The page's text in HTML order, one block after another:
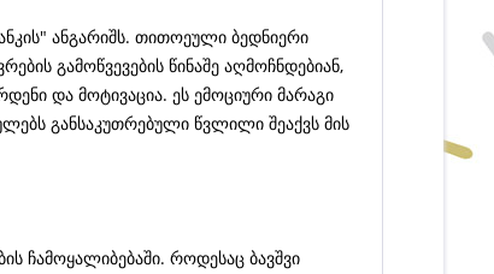
ანგარიშს. თითოეული ბედნიერი
გამოწვევების წინაშე აღმოჩნდებიან,
და მოტივაცია. ეს ემოციური მარაგი
განსაკუთრებული წვლილი შეაქვს მის
ჩამოყალიბებაში. როდესაც ბავშვი